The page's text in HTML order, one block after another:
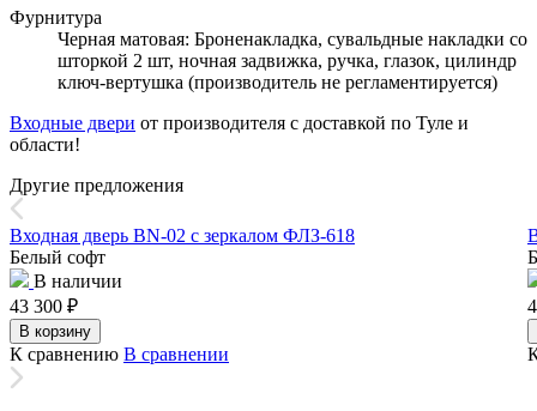
Фурнитура
Черная матовая: Броненакладка, сувальдные накладки со
шторкой 2 шт, ночная задвижка, ручка, глазок, цилиндр
ключ-вертушка (производитель не регламентируется)
Входные двери от производителя с доставкой по Туле и
области!
Другие предложения
Входная дверь BN-02 с зеркалом ФЛЗ-618
Белый софт
В наличии
43 300 ₽
В корзину
К сравнению В сравнении